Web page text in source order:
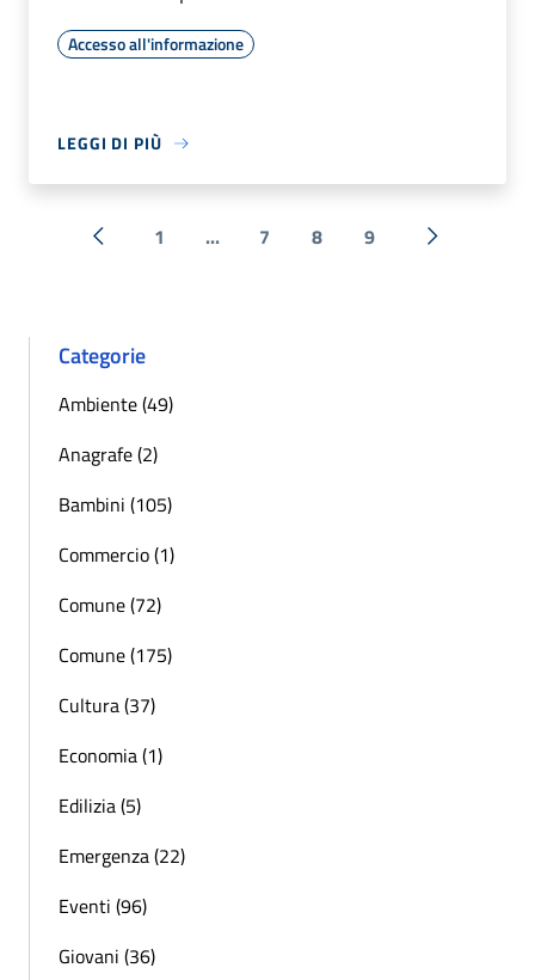
Accesso all'informazione
LEGGI DI PIÙ
« Precedente
1 ... 7 8 9 Successiva
Categorie
Ambiente (49)
Anagrafe (2)
Bambini (105)
Commercio (1)
Comune (72)
Comune (175)
Cultura (37)
Economia (1)
Edilizia (5)
Emergenza (22)
Eventi (96)
Giovani (36)